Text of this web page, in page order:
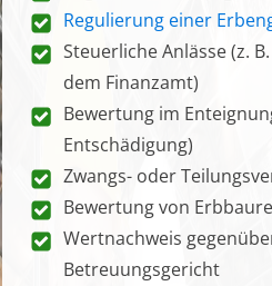
Regulierung einer
Steuerliche Anlässe (z.
dem Finanzamt)
Bewertung im
Entschädigung)
Zwangs- oder
Bewertung von
Wertnachweis
Betreuungsgericht